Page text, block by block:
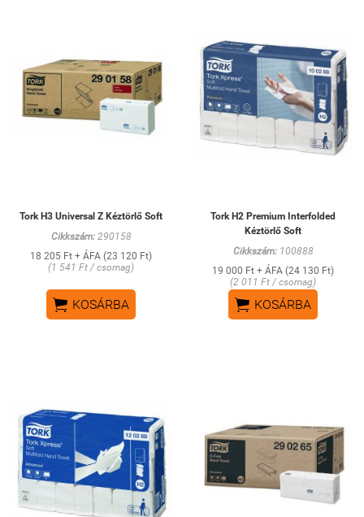
Tork H3 Universal Z Kéztörlő Soft
Cikkszám:290158
18 205 Ft + ÁFA (23 120 Ft)
(1 541 Ft / csomag)
 KOSÁRBA
Tork H2 Premium Interfolded
Kéztörlő Soft
Cikkszám:100888
19 000 Ft + ÁFA (24 130 Ft)
(2 011 Ft / csomag)
 KOSÁRBA